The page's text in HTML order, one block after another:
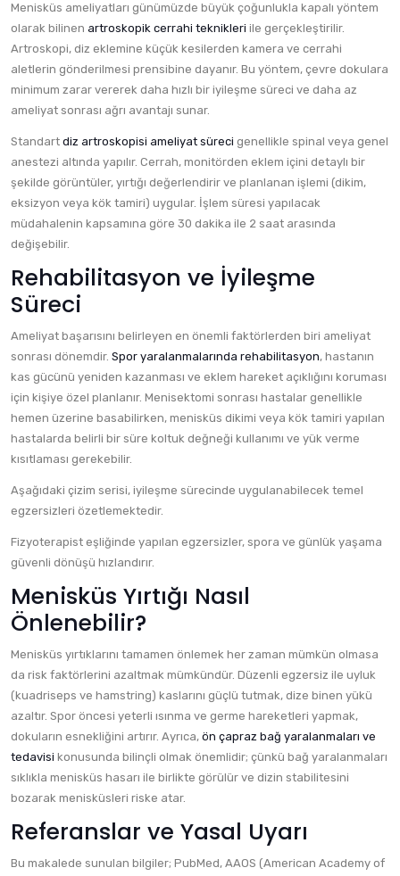
Menisküs ameliyatları günümüzde büyük çoğunlukla kapalı yöntem
olarak bilinen artroskopik cerrahi teknikleri ile gerçekleştirilir.
Artroskopi, diz eklemine küçük kesilerden kamera ve cerrahi
aletlerin gönderilmesi prensibine dayanır. Bu yöntem, çevre dokulara
minimum zarar vererek daha hızlı bir iyileşme süreci ve daha az
ameliyat sonrası ağrı avantajı sunar.
Standart diz artroskopisi ameliyat süreci genellikle spinal veya genel
anestezi altında yapılır. Cerrah, monitörden eklem içini detaylı bir
şekilde görüntüler, yırtığı değerlendirir ve planlanan işlemi (dikim,
eksizyon veya kök tamiri) uygular. İşlem süresi yapılacak
müdahalenin kapsamına göre 30 dakika ile 2 saat arasında
değişebilir.
Rehabilitasyon ve İyileşme
Süreci
Ameliyat başarısını belirleyen en önemli faktörlerden biri ameliyat
sonrası dönemdir. Spor yaralanmalarında rehabilitasyon, hastanın
kas gücünü yeniden kazanması ve eklem hareket açıklığını koruması
için kişiye özel planlanır. Menisektomi sonrası hastalar genellikle
hemen üzerine basabilirken, menisküs dikimi veya kök tamiri yapılan
hastalarda belirli bir süre koltuk değneği kullanımı ve yük verme
kısıtlaması gerekebilir.
Aşağıdaki çizim serisi, iyileşme sürecinde uygulanabilecek temel
egzersizleri özetlemektedir.
Fizyoterapist eşliğinde yapılan egzersizler, spora ve günlük yaşama
güvenli dönüşü hızlandırır.
Menisküs Yırtığı Nasıl
Önlenebilir?
Menisküs yırtıklarını tamamen önlemek her zaman mümkün olmasa
da risk faktörlerini azaltmak mümkündür. Düzenli egzersiz ile uyluk
(kuadriseps ve hamstring) kaslarını güçlü tutmak, dize binen yükü
azaltır. Spor öncesi yeterli ısınma ve germe hareketleri yapmak,
dokuların esnekliğini artırır. Ayrıca, ön çapraz bağ yaralanmaları ve
tedavisi konusunda bilinçli olmak önemlidir; çünkü bağ yaralanmaları
sıklıkla menisküs hasarı ile birlikte görülür ve dizin stabilitesini
bozarak menisküsleri riske atar.
Referanslar ve Yasal Uyarı
Bu makalede sunulan bilgiler; PubMed, AAOS (American Academy of